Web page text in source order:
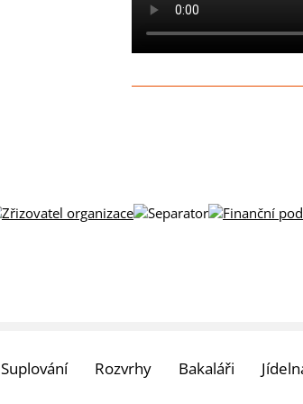
Suplování Rozvrhy Bakaláři